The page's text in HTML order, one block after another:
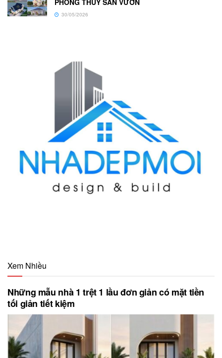
PHONG THUỶ SÂN VƯỜN
30/05/2026
Xem Nhiều
Những mẫu nhà 1 trệt 1 lầu đơn giản có mặt tiền
tối giản tiết kiệm